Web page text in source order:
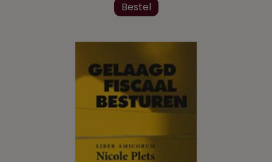
Bestel product
heeft
variaties.
optie
kan
gekozen
worden
op
productpagina